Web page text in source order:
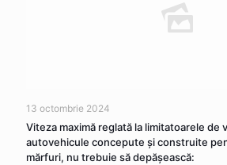
13 octombrie 2024
Viteza maximă reglată la limitatoarele de
autovehicule concepute şi construite
mărfuri, nu trebuie să depăşească: